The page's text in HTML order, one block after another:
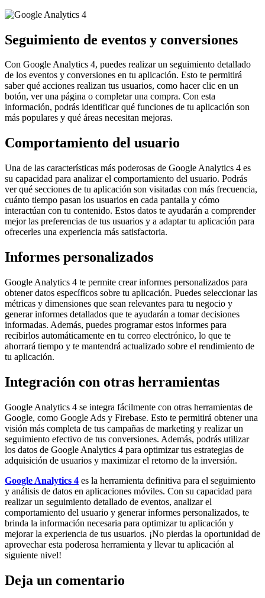
Seguimiento de eventos y conversiones
Con Google Analytics 4, puedes realizar un seguimiento detallado
de los eventos y conversiones en tu aplicación. Esto te permitirá
saber qué acciones realizan tus usuarios, como hacer clic en un
botón, ver una página o completar una compra. Con esta
información, podrás identificar qué funciones de tu aplicación son
más populares y qué áreas necesitan mejoras.
Comportamiento del usuario
Una de las características más poderosas de Google Analytics 4 es
su capacidad para analizar el comportamiento del usuario. Podrás
ver qué secciones de tu aplicación son visitadas con más frecuencia,
cuánto tiempo pasan los usuarios en cada pantalla y cómo
interactúan con tu contenido. Estos datos te ayudarán a comprender
mejor las preferencias de tus usuarios y a adaptar tu aplicación para
ofrecerles una experiencia más satisfactoria.
Informes personalizados
Google Analytics 4 te permite crear informes personalizados para
obtener datos específicos sobre tu aplicación. Puedes seleccionar las
métricas y dimensiones que sean relevantes para tu negocio y
generar informes detallados que te ayudarán a tomar decisiones
informadas. Además, puedes programar estos informes para
recibirlos automáticamente en tu correo electrónico, lo que te
ahorrará tiempo y te mantendrá actualizado sobre el rendimiento de
tu aplicación.
Integración con otras herramientas
Google Analytics 4 se integra fácilmente con otras herramientas de
Google, como Google Ads y Firebase. Esto te permitirá obtener una
visión más completa de tus campañas de marketing y realizar un
seguimiento efectivo de tus conversiones. Además, podrás utilizar
los datos de Google Analytics 4 para optimizar tus estrategias de
adquisición de usuarios y maximizar el retorno de la inversión.
Google Analytics 4 es la herramienta definitiva para el seguimiento
y análisis de datos en aplicaciones móviles. Con su capacidad para
realizar un seguimiento detallado de eventos, analizar el
comportamiento del usuario y generar informes personalizados, te
brinda la información necesaria para optimizar tu aplicación y
mejorar la experiencia de tus usuarios. ¡No pierdas la oportunidad de
aprovechar esta poderosa herramienta y llevar tu aplicación al
siguiente nivel!
Deja un comentario